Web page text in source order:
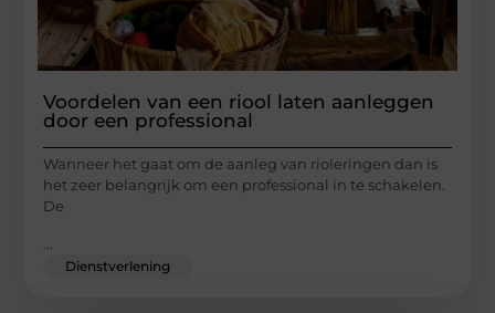
Voordelen van een riool laten aanleggen
door een professional
Wanneer het gaat om de aanleg van rioleringen dan is
het zeer belangrijk om een professional in te schakelen.
De
Dienstverlening